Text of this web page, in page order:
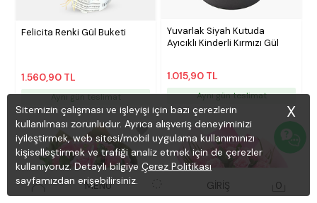
MENÜ GİRİŞ 0
Felicita Renki Gül Buketi
1.560,90 TL
Aynı gün teslimat
Yuvarlak Siyah Kutuda
Ayıcıklı Kinderli Kırmızı Gül
1.015,90 TL
Aynı gün teslimat
Sitemizin çalışması ve işleyişi için bazı çerezlerin
kullanılması zorunludur. Ayrıca alışveriş deneyiminizi
iyileştirmek, web sitesi/mobil uygulama kullanımınızı
kişiselleştirmek ve trafiği analiz etmek için de çerezler
kullanıyoruz. Detaylı bilgiye Çerez Politikası
sayfamızdan erişebilirsiniz.
X